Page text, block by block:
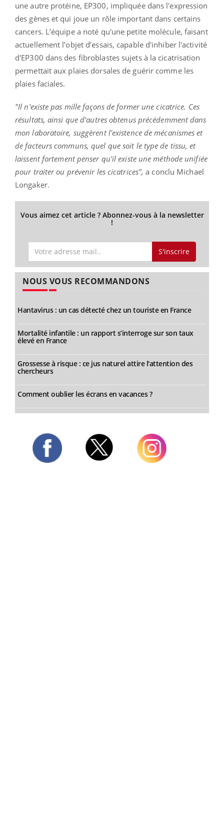
une autre protéine, EP300, impliquée dans l'expression
des gènes et qui joue un rôle important dans certains
cancers. L’équipe a noté qu'une petite molécule, faisant
actuellement l’objet d’essais, capable d'inhiber l'activité
d'EP300 dans des fibroblastes sujets à la cicatrisation
permettait aux plaies dorsales de guérir comme les
plaies faciales.
"Il n'existe pas mille façons de former une cicatrice. Ces
résultats, ainsi que d'autres obtenus précédemment dans
mon laboratoire, suggèrent l'existence de mécanismes et
de facteurs communs, quel que soit le type de tissu, et
laissent fortement penser qu'il existe une méthode unifiée
pour traiter ou prévenir les cicatrices", a conclu Michael
Longaker.
Vous aimez cet article ? Abonnez-vous à la newsletter
!
S'inscrire
NOUS VOUS RECOMMANDONS
Hantavirus : un cas détecté chez un touriste en France
Mortalité infantile : un rapport s’interroge sur son taux
élevé en France
Grossesse à risque : ce jus naturel attire l'attention des
chercheurs
Comment oublier les écrans en vacances ?